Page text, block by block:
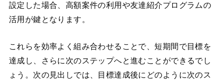
設定した場合、高額案件の利用や友達紹介プログラムの
活用が鍵となります。
これらを効率よく組み合わせることで、短期間で目標を
達成し、さらに次のステップへと進むことができるでし
ょう。次の見出しでは、目標達成後にどのように次のス